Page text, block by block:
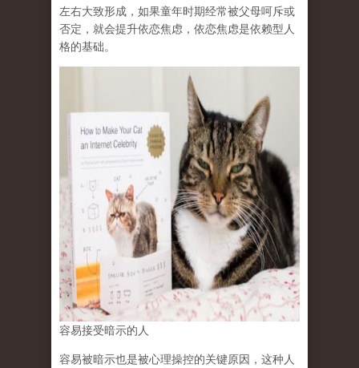
左右大致形成，如果童年时期经常被父母呵斥或
否定，就会提升依恋焦虑，依恋焦虑是依赖型人
格的基础。
容易接受暗示的人
容易被暗示也是被心理操控的关键原因，这种人